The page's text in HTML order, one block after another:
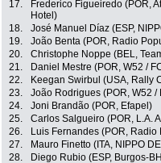
17.
Frederico Figueiredo (POR,
Hotel)
18. José Manuel Díaz (ESP,
19.
João Benta (POR, Radio
20.
Christophe Noppe (BEL,
21.
Daniel Mestre (POR, W52 /
22.
Keegan Swirbul (USA, Rally
23.
João Rodrigues (POR, W52 /
24.
Joni Brandão (POR, Efapel)
25.
Carlos Salgueiro (POR, L.A.
26.
Luis Fernandes (POR,
27.
Mauro Finetto (ITA, NIPPO
28.
Diego Rubio (ESP, Burgos-